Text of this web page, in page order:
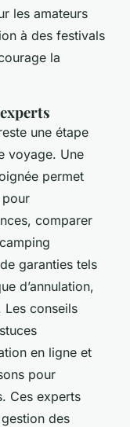
les amateurs
à des festivals
la
une étape
voyage. Une
permet
pour
comparer
garanties tels
d’annulation,
Les conseils
en ligne et
pour
Ces experts
des